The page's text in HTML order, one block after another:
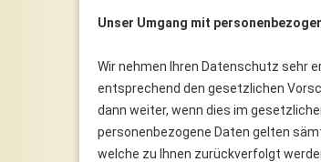
Unser Umgang mit
Wir nehmen Ihren Datenschutz sehr
entsprechend den gesetzlichen
dann weiter, wenn dies im
personenbezogene Daten gelten
welche zu Ihnen zurückverfolgt